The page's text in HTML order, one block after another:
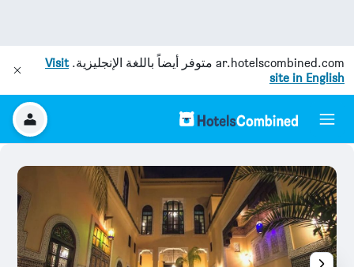
ar.hotelscombined.com متوفر أيضاً باللغة الإنجليزية.Visit
site in English